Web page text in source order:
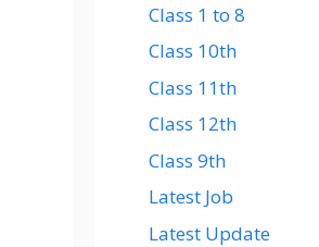
Class 1 to 8
Class 10th
Class 11th
Class 12th
Class 9th
Latest Job
Latest Update